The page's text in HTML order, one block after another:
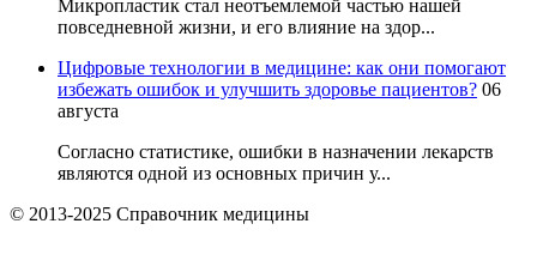
Микропластик стал неотъемлемой частью нашей
повседневной жизни, и его влияние на здор...
Цифровые технологии в медицине: как они помогают
избежать ошибок и улучшить здоровье пациентов? 06
августа
Согласно статистике, ошибки в назначении лекарств
являются одной из основных причин у...
© 2013-2025 Справочник медицины